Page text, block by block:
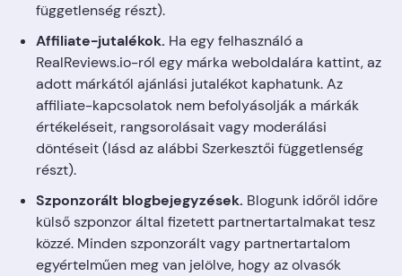
függetlenség részt).
Affiliate-jutalékok. Ha egy felhasználó a
RealReviews.io-ról egy márka weboldalára kattint, az
adott márkától ajánlási jutalékot kaphatunk. Az
affiliate-kapcsolatok nem befolyásolják a márkák
értékeléseit, rangsorolásait vagy moderálási
döntéseit (lásd az alábbi Szerkesztői függetlenség
részt).
Szponzorált blogbejegyzések. Blogunk időről időre
külső szponzor által fizetett partnertartalmakat tesz
közzé. Minden szponzorált vagy partnertartalom
egyértelműen meg van jelölve, hogy az olvasók